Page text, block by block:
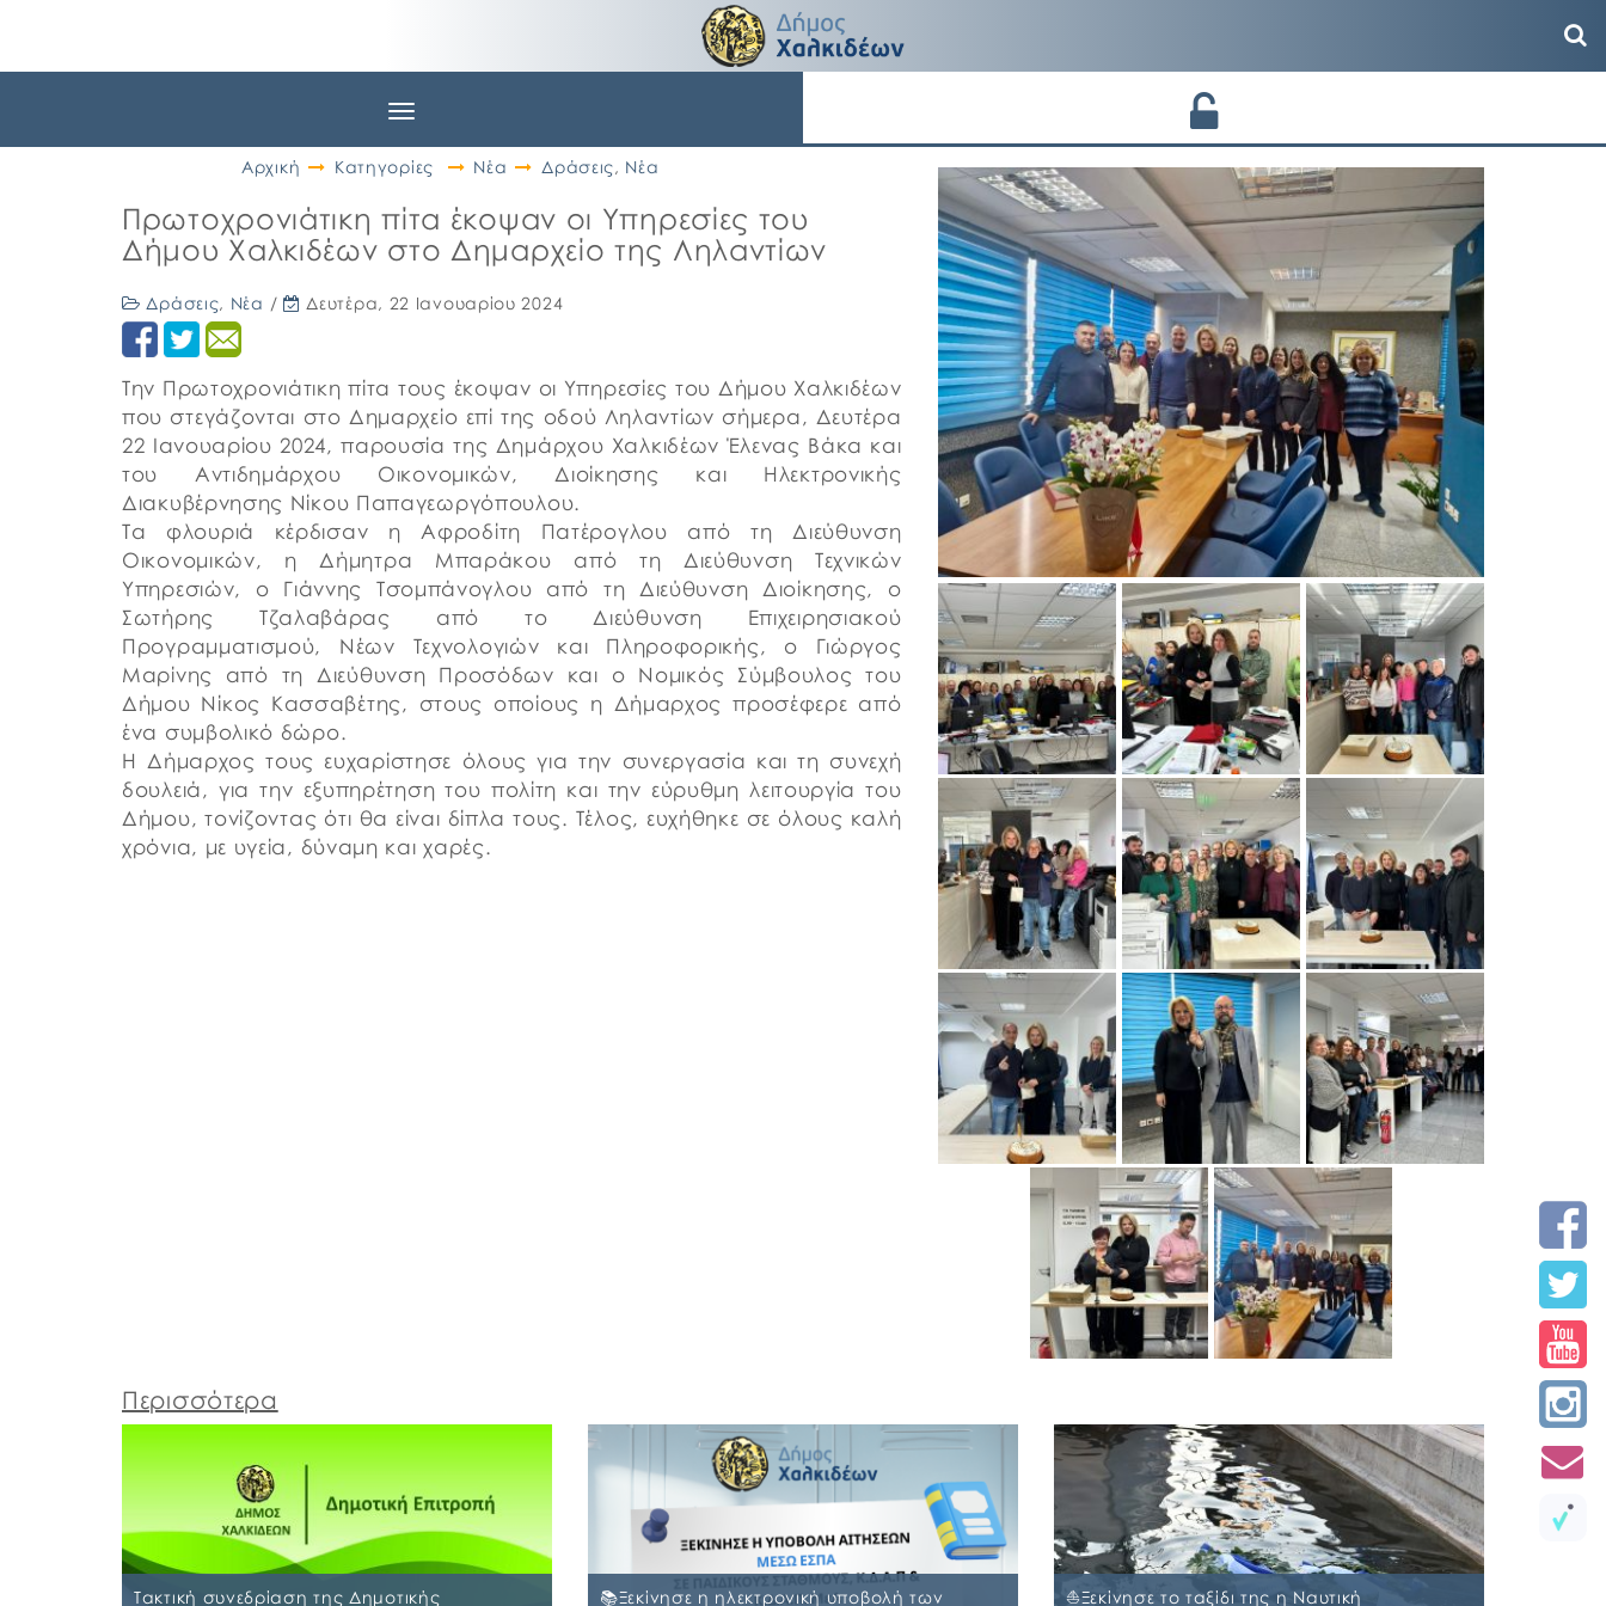
Toggle
Αρχική
Κατηγορίες Νέα Δράσεις, Νέα
Πρωτοχρονιάτικη πίτα έκοψαν οι Υπηρεσίες του
Δήμου Χαλκιδέων στο Δημαρχείο της Ληλαντίων
Δράσεις, Νέα / Δευτέρα, 22 Ιανουαρίου 2024
Την Πρωτοχρονιάτικη πίτα τους έκοψαν οι Υπηρεσίες του Δήμου Χαλκιδέων
που στεγάζονται στο Δημαρχείο επί της οδού Ληλαντίων σήμερα, Δευτέρα
22 Ιανουαρίου 2024, παρουσία της Δημάρχου Χαλκιδέων Έλενας Βάκα και
του Αντιδημάρχου Οικονομικών, Διοίκησης και Ηλεκτρονικής
Διακυβέρνησης Νίκου Παπαγεωργόπουλου.
Τα φλουριά κέρδισαν η Αφροδίτη Πατέρογλου από τη Διεύθυνση
Οικονομικών, η Δήμητρα Μπαράκου από τη Διεύθυνση Τεχνικών
Υπηρεσιών, ο Γιάννης Τσομπάνογλου από τη Διεύθυνση Διοίκησης, ο
Σωτήρης Τζαλαβάρας από το Διεύθυνση Επιχειρησιακού
Προγραμματισμού, Νέων Τεχνολογιών και Πληροφορικής, ο Γιώργος
Μαρίνης από τη Διεύθυνση Προσόδων και ο Νομικός Σύμβουλος του
Δήμου Νίκος Κασσαβέτης, στους οποίους η Δήμαρχος προσέφερε από
ένα συμβολικό δώρο.
Η Δήμαρχος τους ευχαρίστησε όλους για την συνεργασία και τη συνεχή
δουλειά, για την εξυπηρέτηση του πολίτη και την εύρυθμη λειτουργία του
Δήμου, τονίζοντας ότι θα είναι δίπλα τους. Τέλος, ευχήθηκε σε όλους καλή
χρόνια, με υγεία, δύναμη και χαρές.
Περισσότερα
Τακτική συνεδρίαση της Δημοτικής
📚Ξεκίνησε η ηλεκτρονική υποβολή των
⛵️Ξεκίνησε το ταξίδι της η Ναυτική